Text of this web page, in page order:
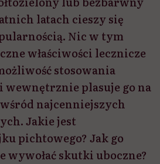
latach cieszy się
Nic w tym
właściwości lecznicze
stosowania
wewnętrznie plasuje go na
najcenniejszych
Jakie jest
pichtowego? Jak go
wywołać skutki uboczne?